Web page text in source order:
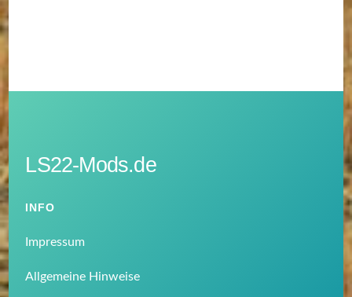
LS22-Mods.de
INFO
Impressum
Allgemeine Hinweise